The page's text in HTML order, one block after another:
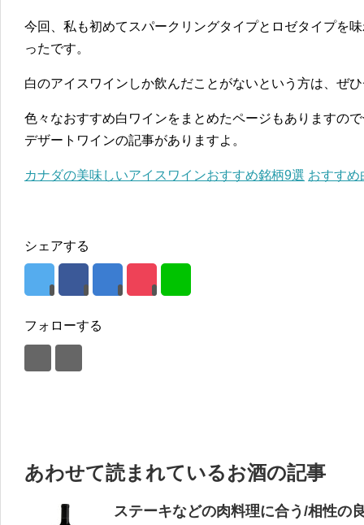
今回、私も初めてスパークリングタイプとロゼタイプを
ったです。
白のアイスワインしか飲んだことがないという方は、ぜ
色々なおすすめ白ワインをまとめたページもありますの
デザートワインの記事がありますよ。
カナダの美味しいアイスワインおすすめ銘柄9選 おすすめ
シェアする
フォローする
あわせて読まれているお酒の記事
ステーキなどの肉料理に合う/相性の